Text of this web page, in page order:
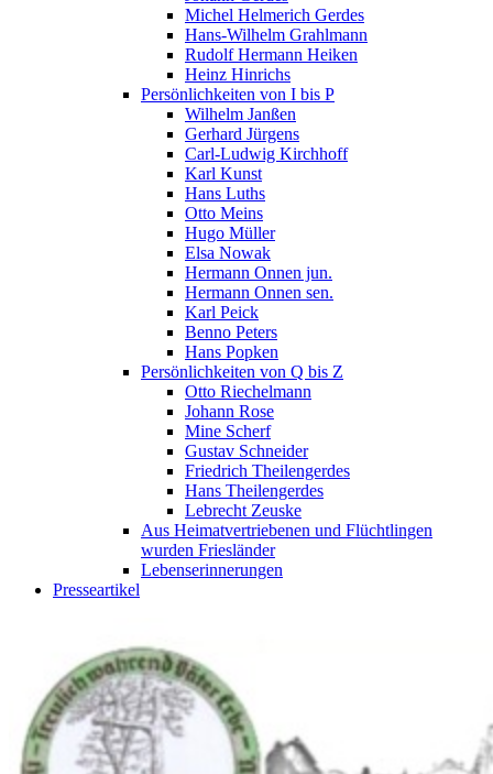
Michel Helmerich Gerdes
Hans-Wilhelm Grahlmann
Rudolf Hermann Heiken
Heinz Hinrichs
Persönlichkeiten von I bis P
Wilhelm Janßen
Gerhard Jürgens
Carl-Ludwig Kirchhoff
Karl Kunst
Hans Luths
Otto Meins
Hugo Müller
Elsa Nowak
Hermann Onnen jun.
Hermann Onnen sen.
Karl Peick
Benno Peters
Hans Popken
Persönlichkeiten von Q bis Z
Otto Riechelmann
Johann Rose
Mine Scherf
Gustav Schneider
Friedrich Theilengerdes
Hans Theilengerdes
Lebrecht Zeuske
Aus Heimatvertriebenen und Flüchtlingen
wurden Friesländer
Lebenserinnerungen
Presseartikel